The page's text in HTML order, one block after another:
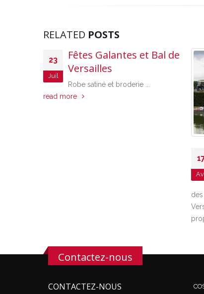
RELATED POSTS
Fêtes Galantes et Bal de
Versailles
Robe satiné et broderie ...
read more
des
propose
Contactez-nous
CONTACTEZ-NOUS